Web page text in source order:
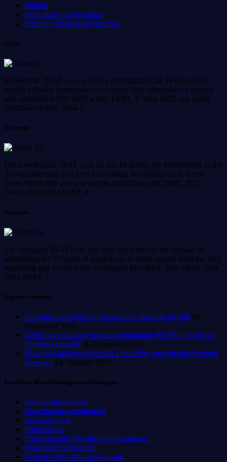
Milling
Steel plate cold-bending
Curling of large-sized profiles
O nás
Spoločnosť INAT s.r.o. je líder v automatizácií už 10 rokov. Od
svojho začiatku zamestnáva vo svojom tíme odborníkov a pracuje
pod certifikátmi ISO 9001 a ISO 14001. V roku 2023 sme prešli
certifikáciou ISO 3834-3.
Über uns
Die Gesellschaft INAT s.r.o. ist seit 10 Jahren der Marktführer in der
Automatisierung. Seit ihrer Entstehung beschäftigt sie in ihrem
Team Fachkräfte und arbeitet mit Zertifikaten ISO 9001, ISO
14001, ISO 3834 PART 3.
About us
The company INAT s.r.o. has been the leader in the domain of
automation for 10 years. It employs in its team experts from the very
beginning and works under certificates ISO 9001, ISO 14001, ISO
3834 PART 3.
Úspešné riešenia
50 centov za prejdený kilometer do práce na bicykli 24.
September 2025
Ďalšie napredovanie úrovne technológie HDTS aj zvýšenie
výrobnej kapacity 6. December 2021
Hokejové tréningové centrá a trenažéry smerujú do Severnej
Ameriky 24. October 2021
Produkte, dienstleistungen und lösungen
Stahlkonstruktionen
Maschinenbauproduktion
Elektrotechnik
Projektieren
Professionelle Oberflächenbehandlung
Wasserstrahlschneiden
Vertrieb MEL-Mikroelektronik